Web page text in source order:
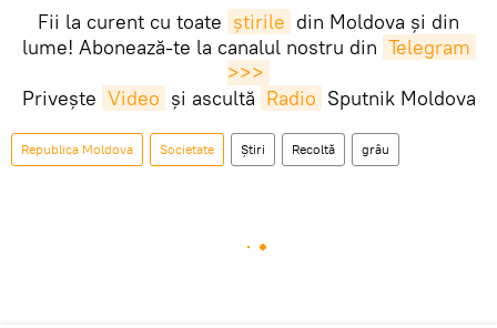
Fii la curent cu toate știrile din Moldova și din
lume! Abonează-te la canalul nostru din Telegram
>>>
Privește Video și ascultă Radio Sputnik Moldova
Republica Moldova Societate Știri Recoltă grâu